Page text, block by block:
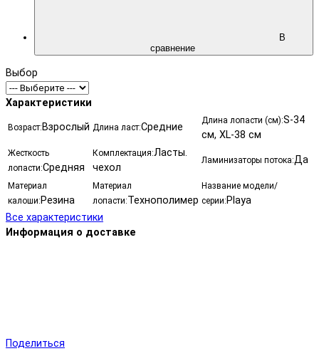
В
сравнение
Выбор
Характеристики
Возраст: Взрослый Длина ласт:Средние
Длина лопасти (см):S-34
см, XL-38 см
Жесткость
лопасти:Средняя
Комплектация:Ласты.
чехол
Ламинизаторы потока:Да
Материал
калоши: Резина
Материал
лопасти:Технополимер
Название модели/
серии: Playa
Все характеристики
Информация о доставке
Поделиться